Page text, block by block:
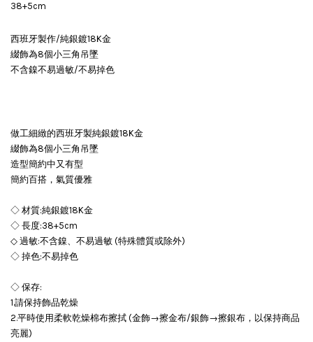
38+5cm
西班牙製作/純銀鍍18K金
綴飾為8個小三角吊墜
不含鎳不易過敏/不易掉色
做工細緻的西班牙製純銀鍍18K金
綴飾為8個小三角吊墜
造型簡約中又有型
簡約百搭，氣質優雅
◇ 材質:純銀鍍18K金
◇ 長度:38+5cm
◇ 過敏:不含鎳、不易過敏 (特殊體質或除外)
◇ 掉色:不易掉色
◇ 保存:
1.請保持飾品乾燥
2.平時使用柔軟乾燥棉布擦拭 (金飾→擦金布/銀飾→擦銀布，以保持商品
亮麗)